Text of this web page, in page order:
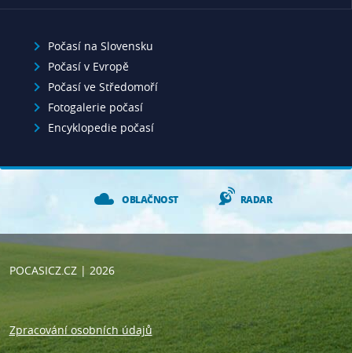
Počasí na Slovensku
Počasí v Evropě
Počasí ve Středomoří
Fotogalerie počasí
Encyklopedie počasí
OBLAČNOST RADAR
POCASICZ.CZ| 2026
Zpracování osobních údajů